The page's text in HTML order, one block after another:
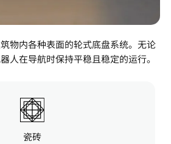
物内各种表面的轮式底盘系统。无论
人在导航时保持平稳且稳定的运行。
瓷砖